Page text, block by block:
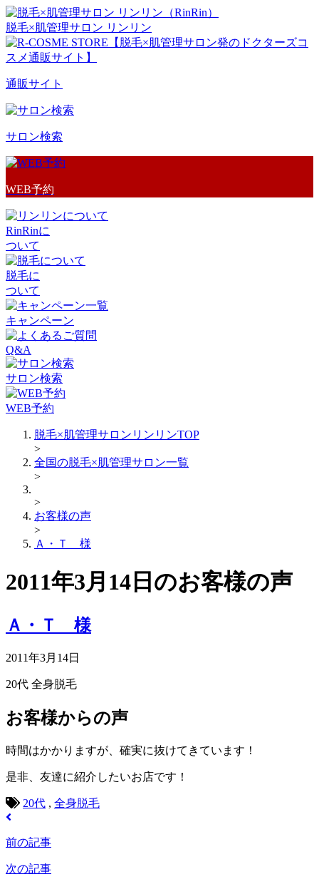
脱毛×肌管理サロン リンリン
通販サイト
サロン検索
WEB予約
RinRinに
ついて
脱毛に
ついて
キャンペーン
Q&A
サロン検索
WEB予約
脱毛×肌管理サロンリンリンTOP
>
全国の脱毛×肌管理サロン一覧
>
>
お客様の声
>
Ａ・Ｔ 様
2011年3月14日のお客様の声
Ａ・Ｔ 様
2011年3月14日
20代 全身脱毛
お客様からの声
時間はかかりますが、確実に抜けてきています！
是非、友達に紹介したいお店です！
20代 , 全身脱毛
前の記事
次の記事